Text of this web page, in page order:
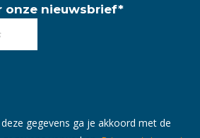
onze nieuwsbrief*
gegevens ga je akkoord met de